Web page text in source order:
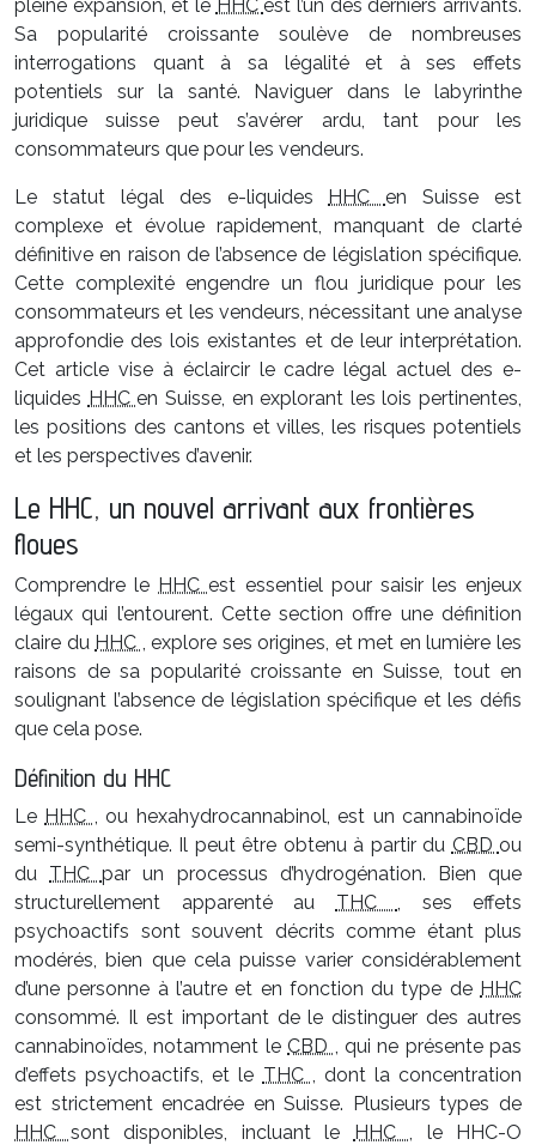
pleine expansion, et le HHCest l’un des derniers arrivants.
Sa popularité croissante soulève de nombreuses
interrogations quant à sa légalité et à ses effets
potentiels sur la santé. Naviguer dans le labyrinthe
juridique suisse peut s’avérer ardu, tant pour les
consommateurs que pour les vendeurs.
Le statut légal des e-liquides HHCen Suisse est
complexe et évolue rapidement, manquant de clarté
définitive en raison de l’absence de législation spécifique.
Cette complexité engendre un flou juridique pour les
consommateurs et les vendeurs, nécessitant une analyse
approfondie des lois existantes et de leur interprétation.
Cet article vise à éclaircir le cadre légal actuel des e-
liquides HHCen Suisse, en explorant les lois pertinentes,
les positions des cantons et villes, les risques potentiels
et les perspectives d’avenir.
Le HHC, un nouvel arrivant aux frontières
floues
Comprendre le HHCest essentiel pour saisir les enjeux
légaux qui l’entourent. Cette section offre une définition
claire du HHC , explore ses origines, et met en lumière les
raisons de sa popularité croissante en Suisse, tout en
soulignant l’absence de législation spécifique et les défis
que cela pose.
Définition du HHC
Le HHC , ou hexahydrocannabinol, est un cannabinoïde
semi-synthétique. Il peut être obtenu à partir du CBDou
du THCpar un processus d’hydrogénation. Bien que
structurellement apparenté au THC , ses effets
psychoactifs sont souvent décrits comme étant plus
modérés, bien que cela puisse varier considérablement
d’une personne à l’autre et en fonction du type de HHC
consommé. Il est important de le distinguer des autres
cannabinoïdes, notamment leCBD , qui ne présente pas
d’effets psychoactifs, et le THC , dont la concentration
est strictement encadrée en Suisse. Plusieurs types de
HHC sont disponibles, incluant le HHC , le HHC-O